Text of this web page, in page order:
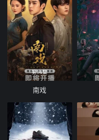
第14集
南戏